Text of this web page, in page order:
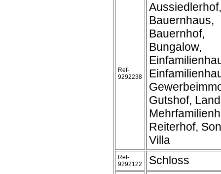
Ref-
9292238
Aussiedlerhof,
Bauernhaus,
Bauernhof,
Bungalow,
Gutshof,
Reiterhof,
Villa
Ref-
9292122
Schloss